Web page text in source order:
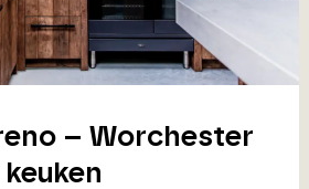
– Worchester